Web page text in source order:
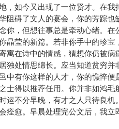
，如今又出现了一位贤才。在我
阻碍了文人的宴会，你的芳踪也
你，但想往事总是牵动心绪。在
晶莹的新篇。若非你手中的珍宝
寓在诗中的情感，猜想你仍被病
独处情思绵长。应当知道贫穷并
中有你这样的人才，你的憔悴便
士得以推荐任用。你并非如鸿毛
运不分早晚，有才之人只待良机
痊愈。早晨处理完公文后，我立